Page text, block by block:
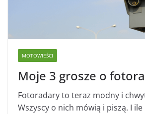
MOTOWIEŚCI
Moje 3 grosze o
Fotoradary to teraz modny i
Wszyscy o nich mówią i piszą. I